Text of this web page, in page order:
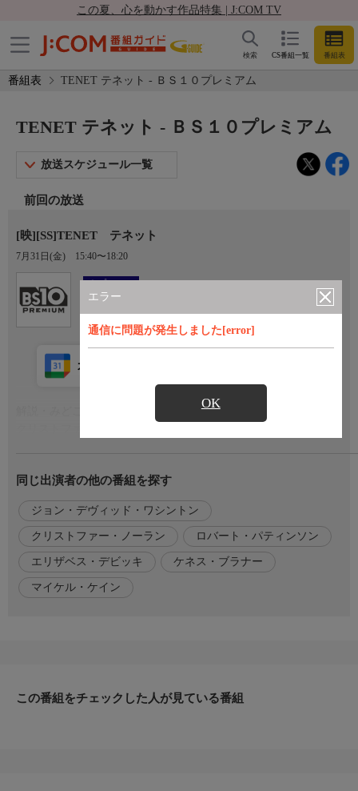
この夏、心を動かす作品特集 | J:COM TV
CS番組一覧 番組表
検索
番組表 TENET テネット - ＢＳ１０プレミアム
エラー
通信に問題が発生しました[error]
OK
TENET テネット - ＢＳ１０プレミアム
放送スケジュール一覧
前回の放送
[映][SS]TENET テネット
7月31日(金) 15:40〜18:20
オプション
Ch.201
ＢＳ１０プレミアム
カレンダー登録
に激突させ、さらに高層ビルに逆バンジーさせるなど、可能な限
り撮影現場に本物を用意し、その環境下で俳優たちに演技をさせ
るというこだわりを見せている。緻密に計算された伏線の数々
に、何度も観直したくなること必至!
監督・出演
[監督]
ケネス・ブラナー
同じ出演者の他の番組を探す
ジョン・デヴィッド・ワシントン
クリストファー・ノーラン ロバート・パティンソン
エリザベス・デビッキ ケネス・ブラナー
マイケル・ケイン
この番組をチェックした人が見ている番組